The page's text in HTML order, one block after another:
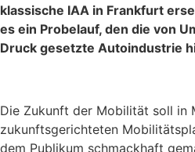
klassische IAA in Frankfurt
es ein Probelauf, den die von
Druck gesetzte Autoindustrie
Die Zukunft der Mobilität soll in
zukunftsgerichteten
dem Publikum schmackhaft